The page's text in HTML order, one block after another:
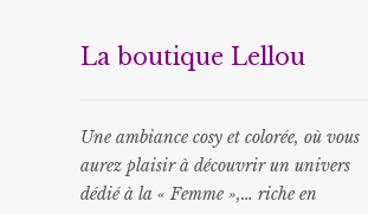
La boutique Lellou
Une ambiance cosy et colorée, où vous
aurez plaisir à découvrir un univers
dédié à la « Femme »,… riche en